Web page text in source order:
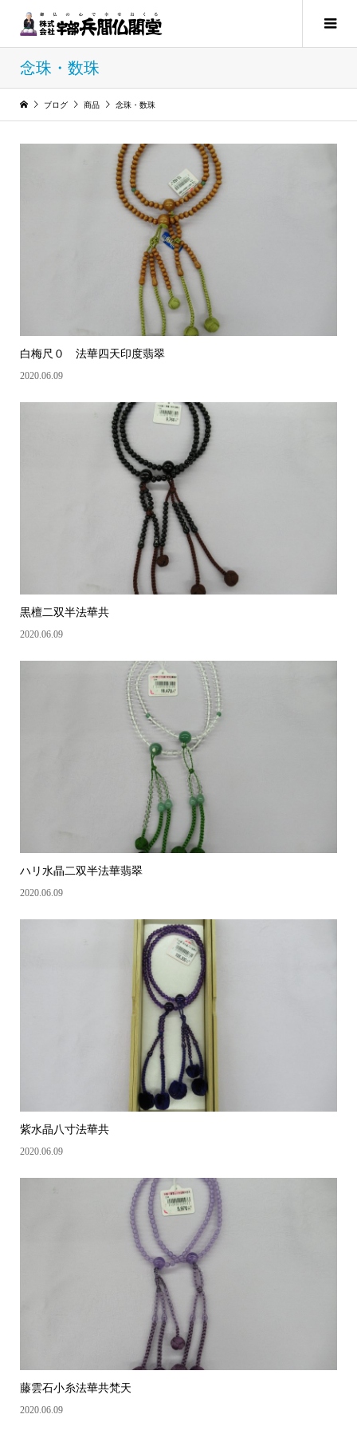
念珠・数珠
ブログ 商品 念珠・数珠
白梅尺０ 法華四天印度翡翠
2020.06.09
黒檀二双半法華共
2020.06.09
ハリ水晶二双半法華翡翠
2020.06.09
紫水晶八寸法華共
2020.06.09
藤雲石小糸法華共梵天
2020.06.09